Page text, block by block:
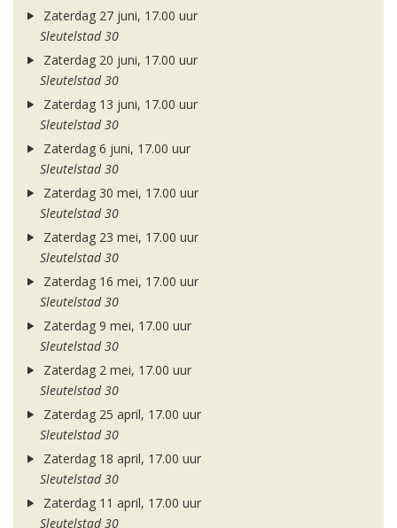
Zaterdag 27 juni, 17.00 uur
Sleutelstad 30
Zaterdag 20 juni, 17.00 uur
Sleutelstad 30
Zaterdag 13 juni, 17.00 uur
Sleutelstad 30
Zaterdag 6 juni, 17.00 uur
Sleutelstad 30
Zaterdag 30 mei, 17.00 uur
Sleutelstad 30
Zaterdag 23 mei, 17.00 uur
Sleutelstad 30
Zaterdag 16 mei, 17.00 uur
Sleutelstad 30
Zaterdag 9 mei, 17.00 uur
Sleutelstad 30
Zaterdag 2 mei, 17.00 uur
Sleutelstad 30
Zaterdag 25 april, 17.00 uur
Sleutelstad 30
Zaterdag 18 april, 17.00 uur
Sleutelstad 30
Zaterdag 11 april, 17.00 uur
Sleutelstad 30